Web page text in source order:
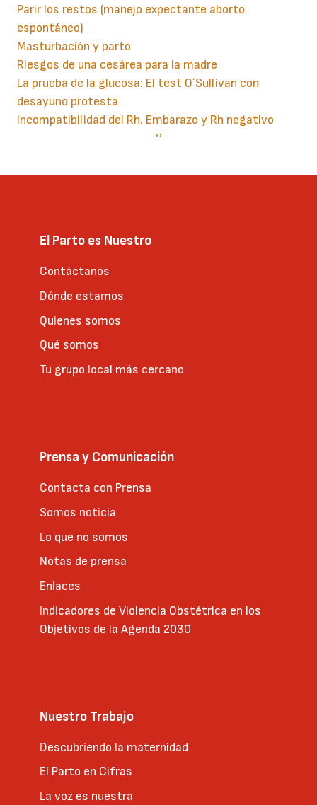
Parir los restos (manejo expectante aborto
espontáneo)
Masturbación y parto
Riesgos de una cesárea para la madre
La prueba de la glucosa: El test O´Sullivan con
desayuno protesta
Incompatibilidad del Rh. Embarazo y Rh negativo
Siguiente
››
El Parto es Nuestro
Contáctanos
Dónde estamos
Quienes somos
Qué somos
Tu grupo local más cercano
Prensa y Comunicación
Contacta con Prensa
Somos noticia
Lo que no somos
Notas de prensa
Enlaces
Indicadores de Violencia Obstétrica en los
Objetivos de la Agenda 2030
Nuestro Trabajo
Descubriendo la maternidad
El Parto en Cifras
La voz es nuestra